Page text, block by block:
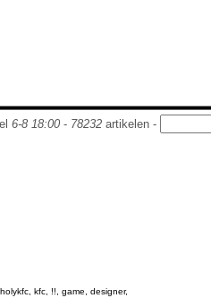
6-8 18:00- 78232artikelen -
kfc, !!, game, designer,